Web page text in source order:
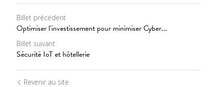
Billet précédent
Optimiser l'investissement pour minimiser Cyber...
Billet suivant
Sécurité IoT et hôtellerie
Revenir au site